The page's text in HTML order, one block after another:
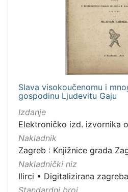
Slava visokoučenomu i
gospodinu Ljudevitu Gaju
Izdanje
Elektroničko izd. izvornika
Nakladnik
Zagreb : Knjižnice grada
Nakladnički niz
Ilirci • Digitalizirana